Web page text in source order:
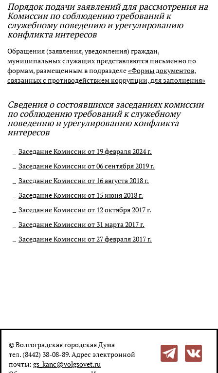
Порядок подачи заявлений для рассмотрения на
Комиссии по соблюдению требований к
служебному поведению и урегулированию
конфликта интересов
Обращения (заявления, уведомления) граждан,
муниципальных служащих представляются письменно по
формам, размещенным в подразделе«Формы документов,
связанных с противодействием коррупции, для заполнения»
Сведения о состоявшихся заседаниях комиссии
по соблюдению требований к служебному
поведению и урегулированию конфликта
интересов
Заседание Комиссии от 19 февраля 2024 г.
Заседание Комиссии от 06 сентября 2019 г.
Заседание Комиссии от 16 августа 2018 г.
Заседание Комиссии от 15 июня 2018 г.
Заседание Комиссии от 12 октября 2017 г.
Заседание Комиссии от 31 марта 2017 г.
Заседание Комиссии от 27 февраля 2017 г.
© Волгоградская городская Дума
тел. (8442) 38-08-89. Адрес электронной
почты: gs_kanc@volgsovet.ru